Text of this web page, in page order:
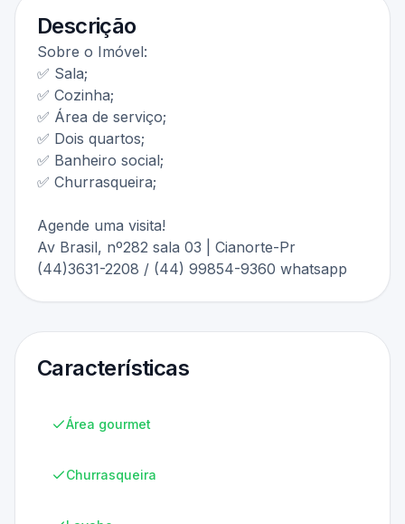
Descrição
Sobre o Imóvel:
✅ Sala;
✅ Cozinha;
✅ Área de serviço;
✅ Dois quartos;
✅ Banheiro social;
✅ Churrasqueira;
Agende uma visita!
Av Brasil, nº282 sala 03 | Cianorte-Pr
(44)3631-2208 / (44) 99854-9360 whatsapp
Características
Área gourmet
Churrasqueira